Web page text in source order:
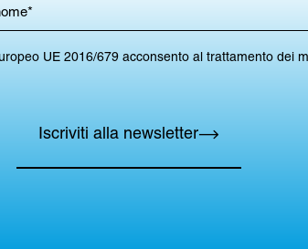
UE 2016/679 acconsento al trattamento dei
Iscriviti alla newsletter